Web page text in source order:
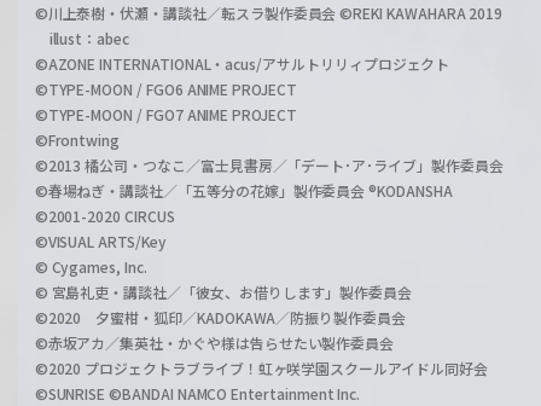
©川上泰樹・伏瀬・講談社／転スラ製作委員会 ©REKI KAWAHARA 2019
illust：abec
©AZONE INTERNATIONAL・acus/アサルトリリィプロジェクト
©TYPE-MOON / FGO6 ANIME PROJECT
©TYPE-MOON / FGO7 ANIME PROJECT
©Frontwing
©2013 橘公司・つなこ／富士見書房／「デート･ア･ライブ」製作委員会
©春場ねぎ・講談社／「五等分の花嫁」製作委員会 ®KODANSHA
©2001-2020 CIRCUS
©VISUAL ARTS/Key
© Cygames, Inc.
© 宮島礼吏・講談社／「彼女、お借りします」製作委員会
©2020 夕蜜柑・狐印／KADOKAWA／防振り製作委員会
©赤坂アカ／集英社・かぐや様は告らせたい製作委員会
©2020 プロジェクトラブライブ！虹ヶ咲学園スクールアイドル同好会
©SUNRISE ©BANDAI NAMCO Entertainment Inc.